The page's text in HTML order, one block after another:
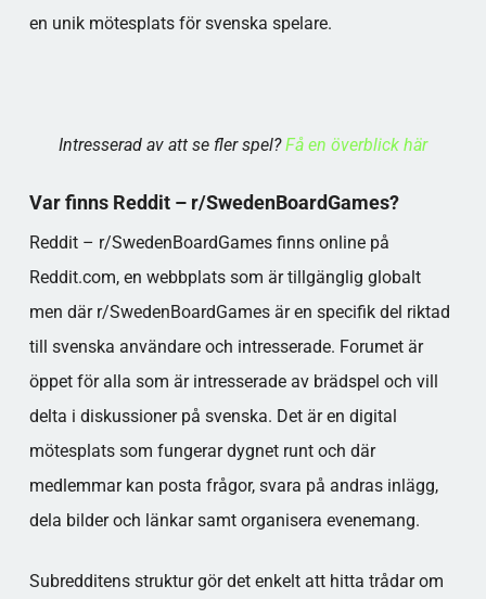
en unik mötesplats för svenska spelare.
Intresserad av att se fler spel?Få en överblick här
Var finns Reddit – r/SwedenBoardGames?
Reddit – r/SwedenBoardGames finns online på
Reddit.com, en webbplats som är tillgänglig globalt
men där r/SwedenBoardGames är en specifik del riktad
till svenska användare och intresserade. Forumet är
öppet för alla som är intresserade av brädspel och vill
delta i diskussioner på svenska. Det är en digital
mötesplats som fungerar dygnet runt och där
medlemmar kan posta frågor, svara på andras inlägg,
dela bilder och länkar samt organisera evenemang.
Subredditens struktur gör det enkelt att hitta trådar om